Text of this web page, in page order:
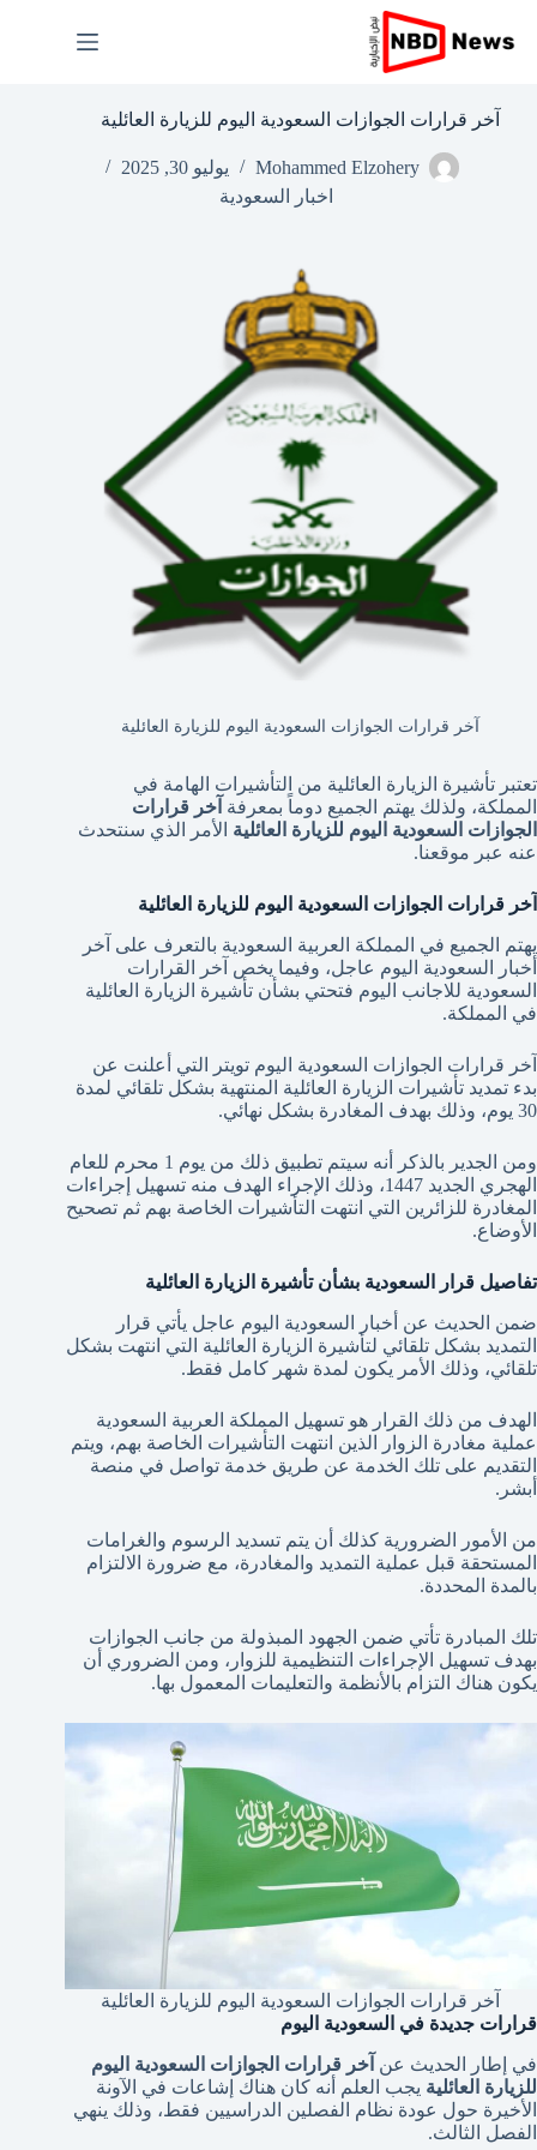
إلى
المحتوى
آخر قرارات الجوازات السعودية اليوم للزيارة العائلية
Mohammed Elzohery
يوليو 30, 2025
اخبار السعودية
آخر قرارات الجوازات السعودية اليوم للزيارة العائلية
تعتبر تأشيرة الزيارة العائلية من التأشيرات الهامة في
المملكة، ولذلك يهتم الجميع دوماً بمعرفة آخر قرارات
الجوازات السعودية اليوم للزيارة العائلية الأمر الذي سنتحدث
عنه عبر موقعنا.
آخر قرارات الجوازات السعودية اليوم للزيارة العائلية
يهتم الجميع في المملكة العربية السعودية بالتعرف على آخر
أخبار السعودية اليوم عاجل، وفيما يخص آخر القرارات
السعودية للاجانب اليوم فتحتي بشأن تأشيرة الزيارة العائلية
في المملكة.
آخر قرارات الجوازات السعودية اليوم تويتر التي أعلنت عن
بدء تمديد تأشيرات الزيارة العائلية المنتهية بشكل تلقائي لمدة
30 يوم، وذلك بهدف المغادرة بشكل نهائي.
ومن الجدير بالذكر أنه سيتم تطبيق ذلك من يوم 1 محرم للعام
الهجري الجديد 1447، وذلك الإجراء الهدف منه تسهيل إجراءات
المغادرة للزائرين التي انتهت التأشيرات الخاصة بهم ثم تصحيح
الأوضاع.
تفاصيل قرار السعودية بشأن تأشيرة الزيارة العائلية
ضمن الحديث عن أخبار السعودية اليوم عاجل يأتي قرار
التمديد بشكل تلقائي لتأشيرة الزيارة العائلية التي انتهت بشكل
تلقائي، وذلك الأمر يكون لمدة شهر كامل فقط.
الهدف من ذلك القرار هو تسهيل المملكة العربية السعودية
عملية مغادرة الزوار الذين انتهت التأشيرات الخاصة بهم، ويتم
التقديم على تلك الخدمة عن طريق خدمة تواصل في منصة
أبشر.
من الأمور الضرورية كذلك أن يتم تسديد الرسوم والغرامات
المستحقة قبل عملية التمديد والمغادرة، مع ضرورة الالتزام
بالمدة المحددة.
تلك المبادرة تأتي ضمن الجهود المبذولة من جانب الجوازات
بهدف تسهيل الإجراءات التنظيمية للزوار، ومن الضروري أن
يكون هناك التزام بالأنظمة والتعليمات المعمول بها.
آخر قرارات الجوازات السعودية اليوم للزيارة العائلية
قرارات جديدة في السعودية اليوم
في إطار الحديث عن آخر قرارات الجوازات السعودية اليوم
للزيارة العائلية يجب العلم أنه كان هناك إشاعات في الآونة
الأخيرة حول عودة نظام الفصلين الدراسيين فقط، وذلك ينهي
الفصل الثالث.